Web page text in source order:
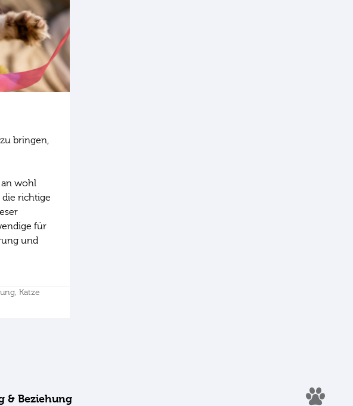
bringen,
wohl
richtige
für
und
Katze
& Beziehung